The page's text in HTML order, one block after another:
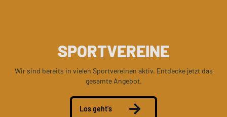
SPORTVEREINE
Wir sind bereits in vielen Sportvereinen aktiv. Entdecke jetzt das
gesamte Angebot.
Los geht's